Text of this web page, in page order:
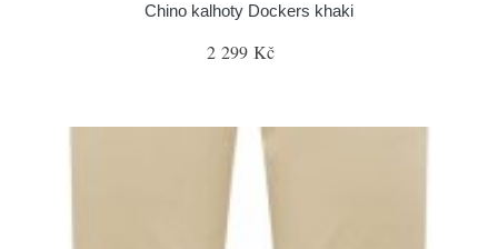
Chino kalhoty Dockers khaki
2 299 Kč